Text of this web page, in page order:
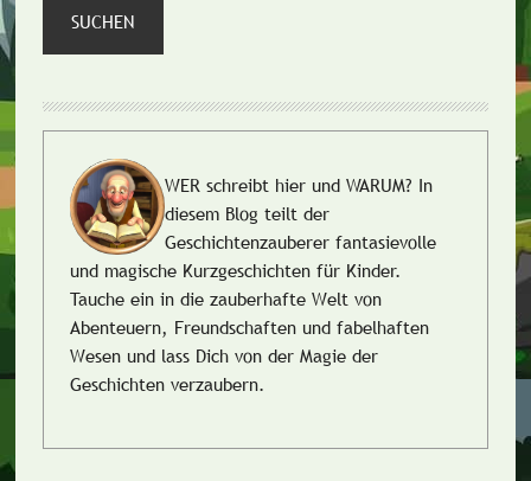
SUCHEN
WER schreibt hier und WARUM? In
diesem Blog teilt der
Geschichtenzauberer fantasievolle
und magische Kurzgeschichten für Kinder.
Tauche ein in die zauberhafte Welt von
Abenteuern, Freundschaften und fabelhaften
Wesen und lass Dich von der Magie der
Geschichten verzaubern.